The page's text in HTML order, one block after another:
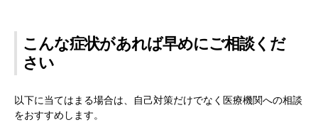
こんな症状があれば早めにご相談くだ
さい
以下に当てはまる場合は、自己対策だけでなく医療機関への相談
をおすすめします。